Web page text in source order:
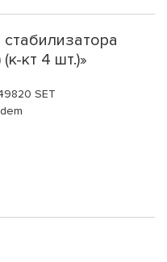
кт 4 шт.)»
SET